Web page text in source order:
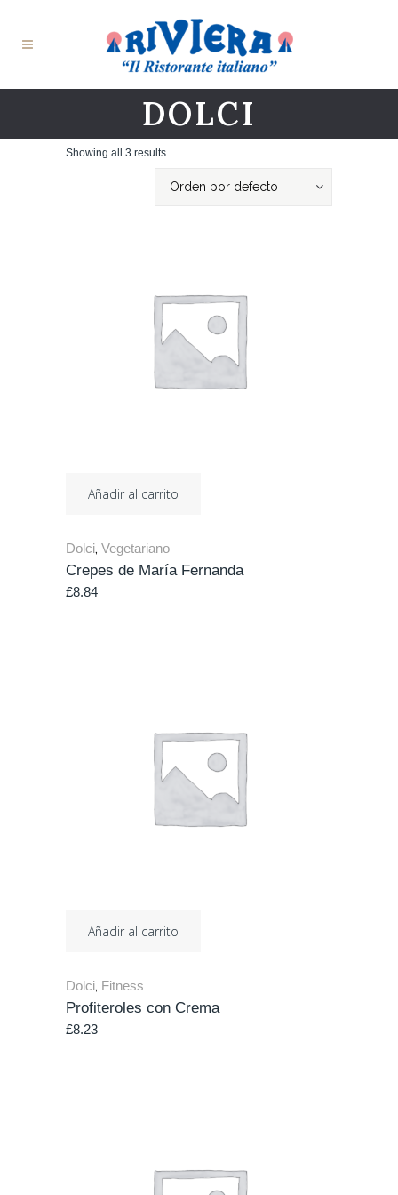
DOLCI
Showing all 3 results
Orden por defecto
Añadir al carrito
Dolci, Vegetariano
Crepes de María Fernanda
£8.84
Añadir al carrito
Dolci, Fitness
Profiteroles con Crema
£8.23